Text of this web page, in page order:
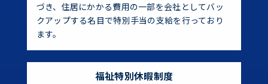
づき、住居にかかる費用の一部を会社としてバッ
クアップする名目で特別手当の支給を行っており
ます。
福祉特別休暇制度